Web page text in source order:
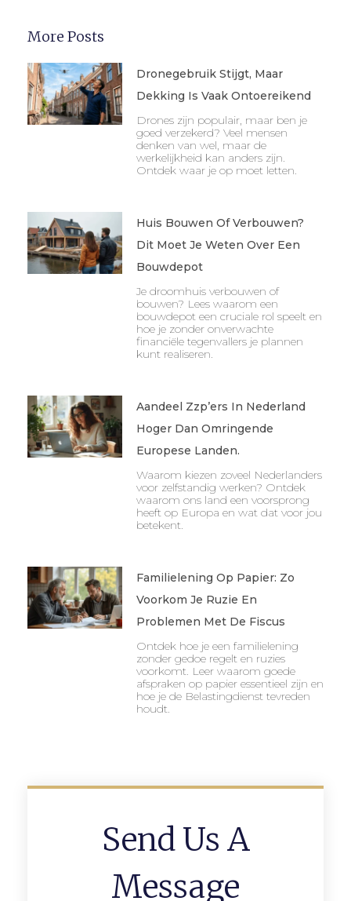
More Posts
Dronegebruik Stijgt, Maar
Dekking Is Vaak Ontoereikend
Drones zijn populair, maar ben je
goed verzekerd? Veel mensen
denken van wel, maar de
werkelijkheid kan anders zijn.
Ontdek waar je op moet letten.
Huis Bouwen Of Verbouwen?
Dit Moet Je Weten Over Een
Bouwdepot
Je droomhuis verbouwen of
bouwen? Lees waarom een
bouwdepot een cruciale rol speelt en
hoe je zonder onverwachte
financiële tegenvallers je plannen
kunt realiseren.
Aandeel Zzp’ers In Nederland
Hoger Dan Omringende
Europese Landen.
Waarom kiezen zoveel Nederlanders
voor zelfstandig werken? Ontdek
waarom ons land een voorsprong
heeft op Europa en wat dat voor jou
betekent.
Familielening Op Papier: Zo
Voorkom Je Ruzie En
Problemen Met De Fiscus
Ontdek hoe je een familielening
zonder gedoe regelt en ruzies
voorkomt. Leer waarom goede
afspraken op papier essentieel zijn en
hoe je de Belastingdienst tevreden
houdt.
Send Us A
Message